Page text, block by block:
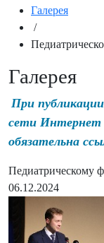
Галерея
/
Галерея
При
сети Интернет
обязательна
Педиатрическому
06.12.2024